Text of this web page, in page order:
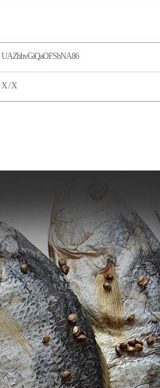
UAZhhvGiQaOFSbNA86
X / X